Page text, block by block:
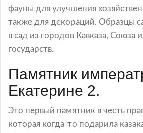
фауны для улучшения
также для декораций. Образцы
в сад из городов Кавказа, Союза
государств.
Памятник
Екатерине 2.
Это первый памятник в честь
которая когда-то подарила